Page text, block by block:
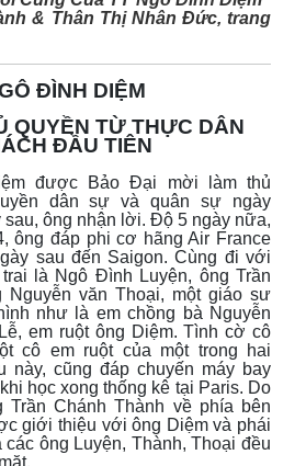
& Thân Thị Nhân Đức, trang
ĐÌNH DIỆM
QUYỀN TỪ THỰC DÂN
ĐẦU TIÊN
được Bảo Đại mời làm thủ
dân sự và quân sự ngày
sau, ông nhận lời. Độ 5 ngày nữa,
ông đáp phi cơ hãng Air France
sau đến Saigon. Cùng đi với
là Ngô Đình Luyện, ông Trần
Nguyễn văn Thoại, một giáo sư
như là em chồng bà Nguyễn
em ruột ông Diệm. Tình cờ cô
cô em ruột của một trong hai
này, cũng đáp chuyến máy bay
học xong thống kê tại Paris. Do
Chánh Thành về phía bên
giới thiệu với ông Diệm và phái
các ông Luyện, Thành, Thoại đều